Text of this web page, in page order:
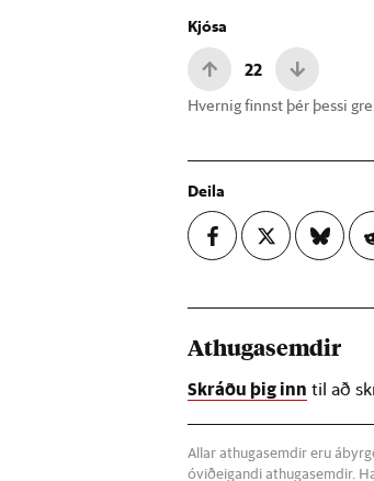
Kjósa
22
Hvernig finnst þér þessi
Deila
Athugasemdir
Skráðu þig inn til að
Allar athugasemdir eru
óviðeigandi athugasemdir.